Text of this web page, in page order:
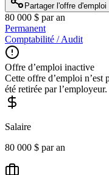
Partager l'offre d'emploi
80 000 $ par an
Permanent
Comptabilité / Audit
Offre d’emploi inactive
Cette offre d’emploi n’est
été retirée par l’employeur.
Salaire
80 000 $ par an